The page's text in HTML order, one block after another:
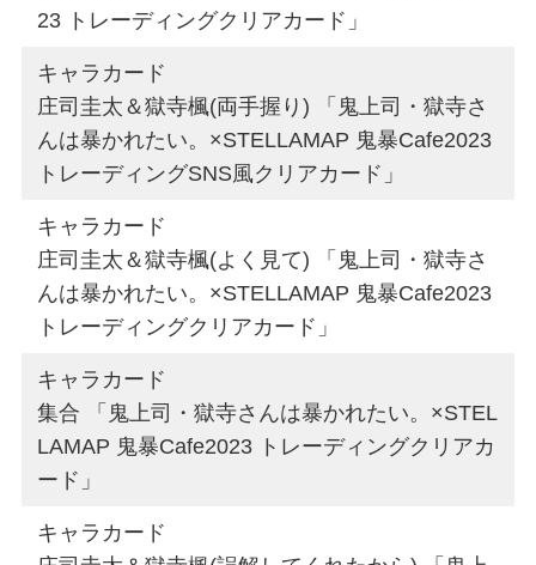
23 トレーディングクリアカード」
キャラカード
庄司圭太＆獄寺楓(両手握り) 「鬼上司・獄寺さ
んは暴かれたい。×STELLAMAP 鬼暴Cafe2023
トレーディングSNS風クリアカード」
キャラカード
庄司圭太＆獄寺楓(よく見て) 「鬼上司・獄寺さ
んは暴かれたい。×STELLAMAP 鬼暴Cafe2023
トレーディングクリアカード」
キャラカード
集合 「鬼上司・獄寺さんは暴かれたい。×STEL
LAMAP 鬼暴Cafe2023 トレーディングクリアカ
ード」
キャラカード